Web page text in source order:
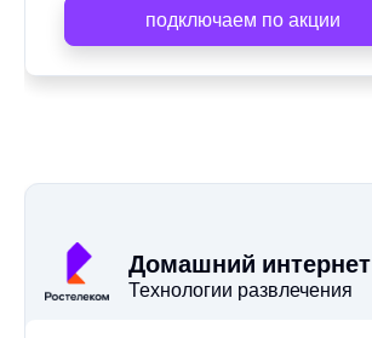
подключаем по акции
Домашний интернет
Технологии развлечения